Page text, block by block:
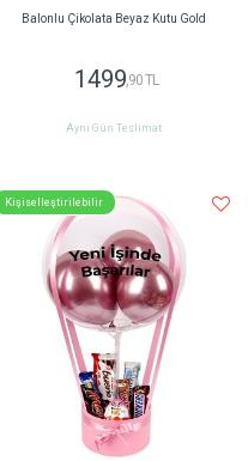
Balonlu Çikolata Beyaz Kutu Gold
1499,90 TL
Aynı Gün Teslimat
Kişiselleştirilebilir